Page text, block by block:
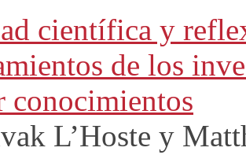
científica y
de los
conocimientos
L’Hoste y